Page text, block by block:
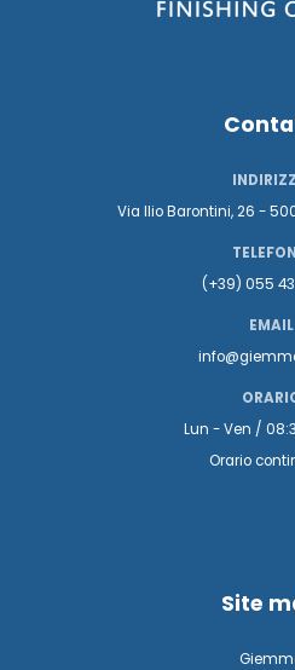
Via Ilio Barontini, 26 -
(+39) 055
EMAIL
Lun - Ven /
Orario
Site